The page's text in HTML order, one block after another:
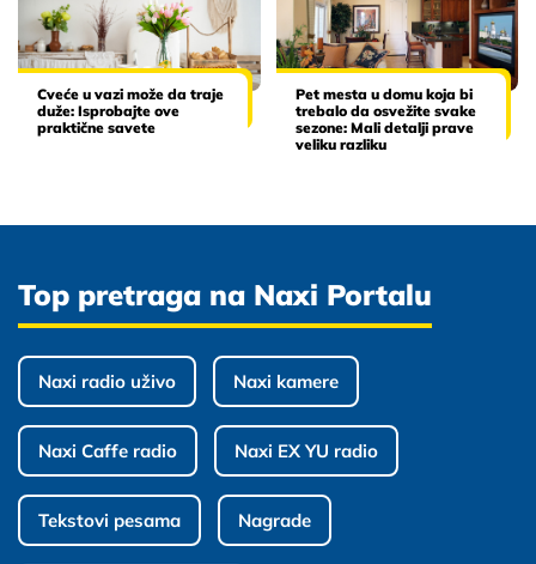
Cveće u vazi može da traje
duže: Isprobajte ove
praktične savete
Pet mesta u domu koja bi
trebalo da osvežite svake
sezone: Mali detalji prave
veliku razliku
Top pretraga na Naxi Portalu
Naxi radio uživo Naxi kamere
Naxi Caffe radio Naxi EX YU radio
Tekstovi pesama Nagrade